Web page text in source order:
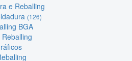
e Reballing
(126)
BGA